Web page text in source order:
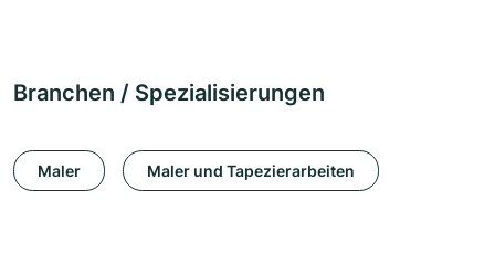
Branchen / Spezialisierungen
Maler Maler und Tapezierarbeiten